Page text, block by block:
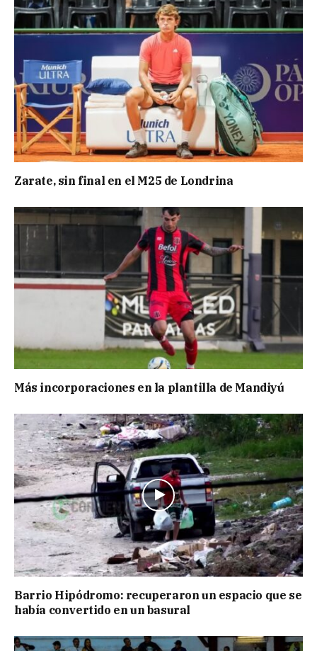
Zarate, sin final en el M25 de Londrina
Más incorporaciones en la plantilla de Mandiyú
Barrio Hipódromo: recuperaron un espacio que se
había convertido en un basural